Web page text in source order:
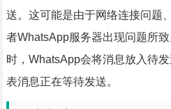
送。这可能是由于网络连接问题
者WhatsApp服务器出现问题所
时，WhatsApp会将消息放入待
表消息正在等待发送。